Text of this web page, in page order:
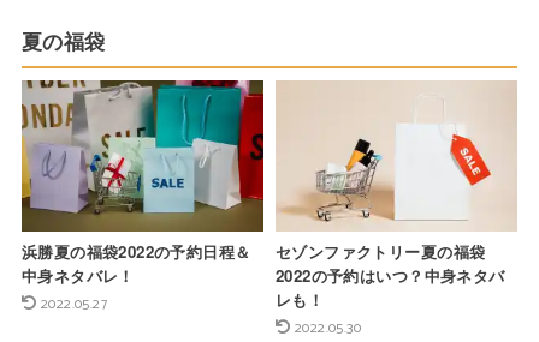
夏の福袋
浜勝夏の福袋2022の予約日程＆
中身ネタバレ！
2022.05.27
セゾンファクトリー夏の福袋
2022の予約はいつ？中身ネタバ
レも！
2022.05.30